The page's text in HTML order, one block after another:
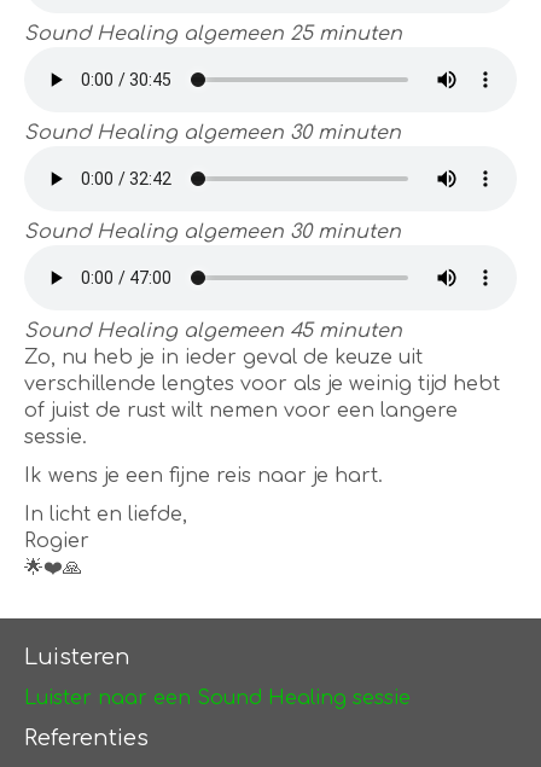
Sound Healing algemeen 25 minuten
Sound Healing algemeen 30 minuten
Sound Healing algemeen 30 minuten
Sound Healing algemeen 45 minuten
Zo, nu heb je in ieder geval de keuze uit
verschillende lengtes voor als je weinig tijd hebt
of juist de rust wilt nemen voor een langere
sessie.
Ik wens je een fijne reis naar je hart.
In licht en liefde,
Rogier
🌟❤️🙏
Luisteren
Luister naar een Sound Healing sessie
Referenties